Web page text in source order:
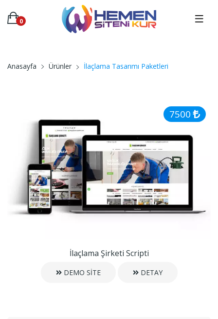
0
Anasayfa Ürünler İlaçlama Tasarımı Paketleri
7500
İlaçlama Şirketi Scripti
DEMO SİTE DETAY